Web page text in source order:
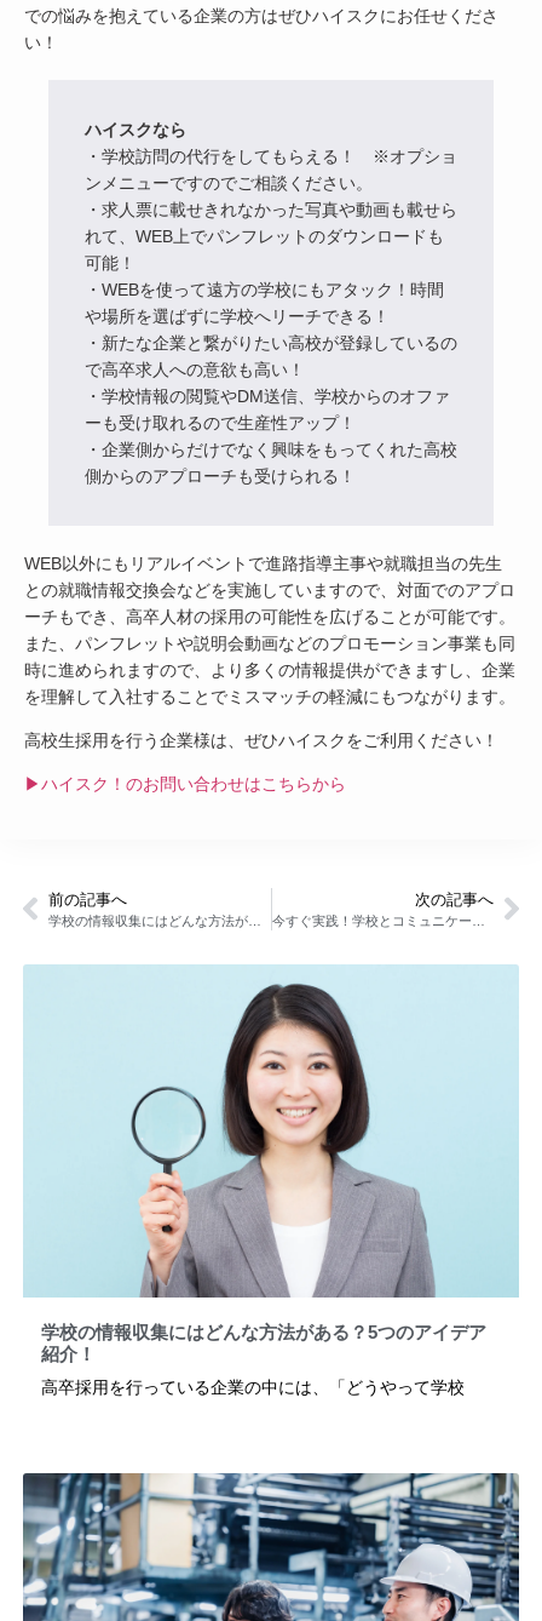
での悩みを抱えている企業の方はぜひハイスクにお任せくださ
い！
ハイスクなら
・学校訪問の代行をしてもらえる！ ※オプショ
ンメニューですのでご相談ください。
・求人票に載せきれなかった写真や動画も載せら
れて、WEB上でパンフレットのダウンロードも
可能！
・WEBを使って遠方の学校にもアタック！時間
や場所を選ばずに学校へリーチできる！
・新たな企業と繋がりたい高校が登録しているの
で高卒求人への意欲も高い！
・学校情報の閲覧やDM送信、学校からのオファ
ーも受け取れるので生産性アップ！
・企業側からだけでなく興味をもってくれた高校
側からのアプローチも受けられる！
WEB以外にもリアルイベントで進路指導主事や就職担当の先生
との就職情報交換会などを実施していますので、対面でのアプロ
ーチもでき、高卒人材の採用の可能性を広げることが可能です。
また、パンフレットや説明会動画などのプロモーション事業も同
時に進められますので、より多くの情報提供ができますし、企業
を理解して入社することでミスマッチの軽減にもつながります。
高校生採用を行う企業様は、ぜひハイスクをご利用ください！
▶ハイスク！のお問い合わせはこちらから
前の記事へ 次の記事へ
学校の情報収集にはどんな方法がある？5つのアイデア
紹介！
高卒採用を行っている企業の中には、「どうやって学校